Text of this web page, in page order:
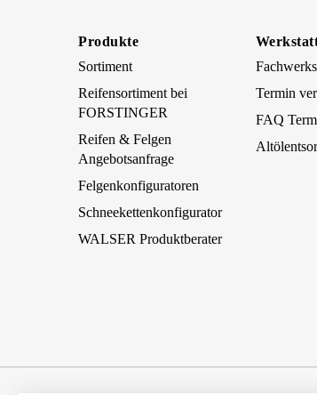
Produkte
Sortiment
Reifensortiment bei
FORSTINGER
Reifen & Felgen
Angebotsanfrage
Felgenkonfiguratoren
Schneekettenkonfigurator
WALSER Produktberater
Termin
FAQ